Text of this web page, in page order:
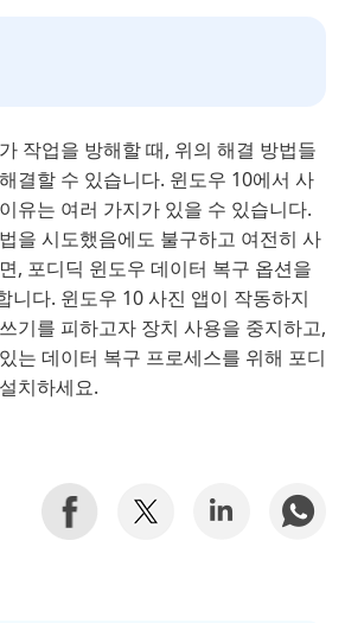
작업을 방해할 때, 위의 해결 방법들
결할 수 있습니다. 윈도우 10에서 사
유는 여러 가지가 있을 수 있습니다.
을 시도했음에도 불구하고 여전히 사
, 포디딕 윈도우 데이터 복구 옵션을
니다. 윈도우 10 사진 앱이 작동하지
기를 피하고자 장치 사용을 중지하고,
는 데이터 복구 프로세스를 위해 포디
치하세요.